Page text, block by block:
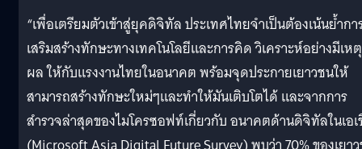
“เพื่อเตรียมตัวเข้าสู่ยุคดิจิทัล ประเทศไทยจำเป็นต้องเน้นย้ำกา
เสริมสร้างทักษะทางเทคโนโลยีและการคิด วิเคราะห์อย่างมีเห
ผล ให้กับแรงงานไทยในอนาคต พร้อมจุดประกายเยาวชนให้
สามารถสร้างทักษะใหม่ๆและทำให้มันเติบโตได้ และจากการ
สำรวจล่าสุดของไมโครซอฟท์เกี่ยวกับ อนาคตด้านดิจิทัลในเอ